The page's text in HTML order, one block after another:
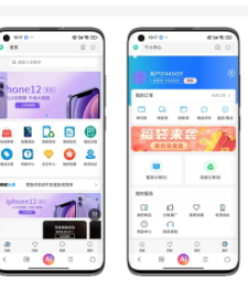
PHP开发的班级学生表现记录积分抽奖
系统源码/班级学生表现信息系统/全开
源